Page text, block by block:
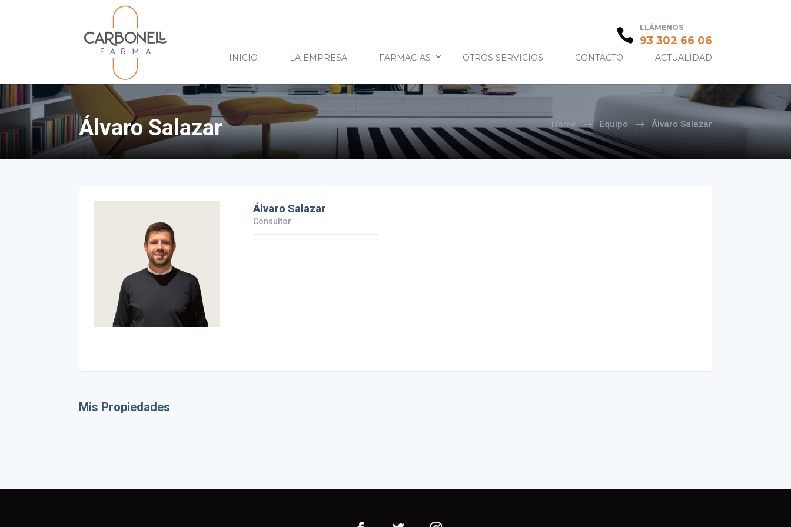
LLÁMENOS
93 302 66 06
INICIO LA EMPRESA FARMACIAS OTROS SERVICIOS CONTACTO ACTUALIDAD
Home $ Equipo $ Álvaro Salazar
Álvaro Salazar
Álvaro Salazar
Consultor
Mis Propiedades